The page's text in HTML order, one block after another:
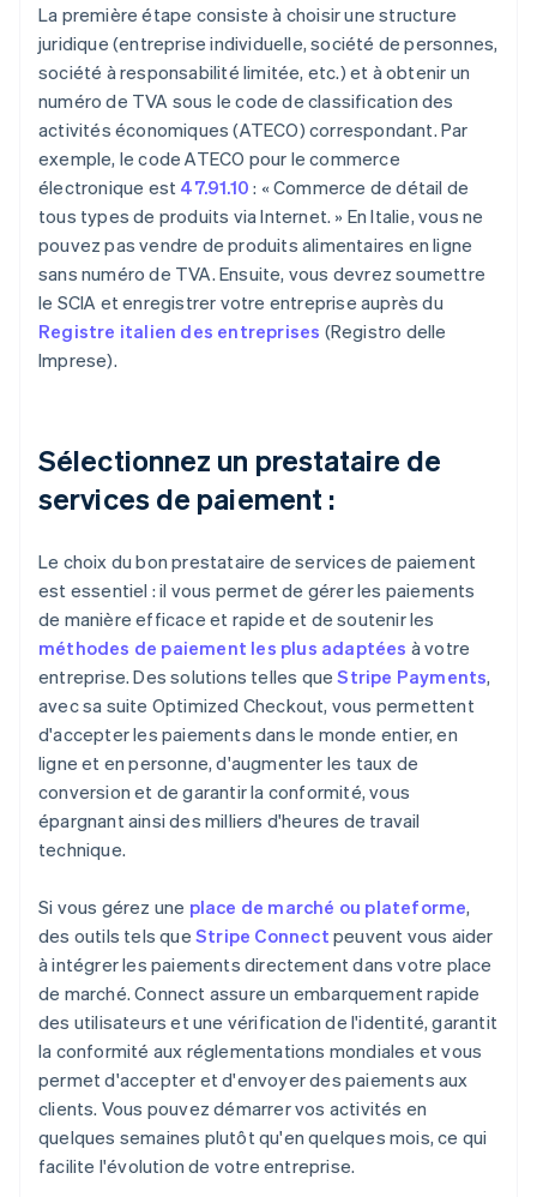
La première étape consiste à choisir une structure
juridique (entreprise individuelle, société de personnes,
société à responsabilité limitée, etc.) et à obtenir un
numéro de TVA sous le code de classification des
activités économiques (ATECO) correspondant. Par
exemple, le code ATECO pour le commerce
électronique est 47.91.10 : « Commerce de détail de
tous types de produits via Internet. » En Italie, vous ne
pouvez pas vendre de produits alimentaires en ligne
sans numéro de TVA. Ensuite, vous devrez soumettre
le SCIA et enregistrer votre entreprise auprès du
Registre italien des entreprises (Registro delle
Imprese).
Sélectionnez un prestataire de
services de paiement :
Le choix du bon prestataire de services de paiement
est essentiel : il vous permet de gérer les paiements
de manière efficace et rapide et de soutenir les
méthodes de paiement les plus adaptées à votre
entreprise. Des solutions telles queStripe Payments,
avec sa suite Optimized Checkout, vous permettent
d'accepter les paiements dans le monde entier, en
ligne et en personne, d'augmenter les taux de
conversion et de garantir la conformité, vous
épargnant ainsi des milliers d'heures de travail
technique.
Si vous gérez une place de marché ou plateforme,
des outils tels que Stripe Connect peuvent vous aider
à intégrer les paiements directement dans votre place
de marché. Connect assure un embarquement rapide
des utilisateurs et une vérification de l'identité, garantit
la conformité aux réglementations mondiales et vous
permet d'accepter et d'envoyer des paiements aux
clients. Vous pouvez démarrer vos activités en
quelques semaines plutôt qu'en quelques mois, ce qui
facilite l'évolution de votre entreprise.